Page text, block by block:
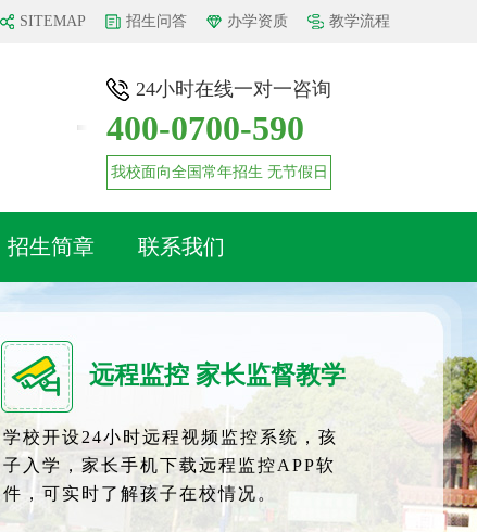
SITEMAP 招生问答 办学资质 教学流程
24小时在线一对一咨询
400-0700-590
我校面向全国常年招生 无节假日
招生简章 联系我们
远程监控 家长监督教学
学校开设24小时远程视频监控系统，孩
子入学，家长手机下载远程监控APP软
件，可实时了解孩子在校情况。